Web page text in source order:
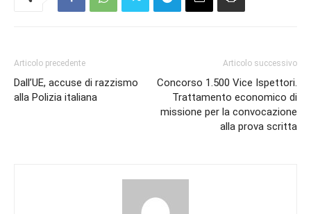
Articolo precedente
Dall’UE, accuse di razzismo
alla Polizia italiana
Articolo successivo
Concorso 1.500 Vice Ispettori.
Trattamento economico di
missione per la convocazione
alla prova scritta